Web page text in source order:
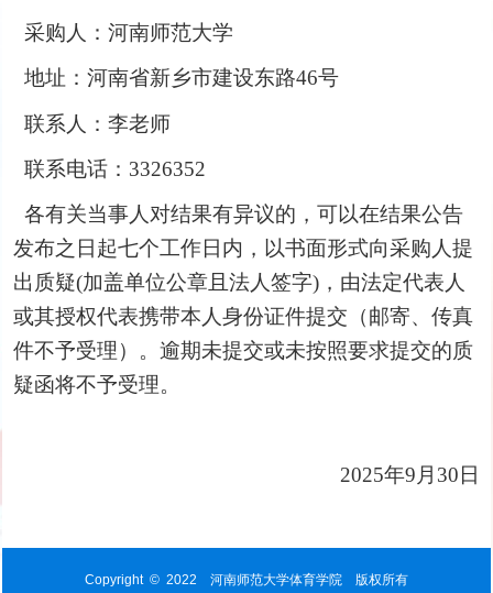
采购人：河南师范大学
地址：河南省新乡市建设东路46号
联系人：李老师
联系电话：3326352
各有关当事人对结果有异议的，可以在结果公告
发布之日起七个工作日内，以书面形式向采购人提
出质疑(加盖单位公章且法人签字) ，由法定代表人
或其授权代表携带本人身份证件提交（邮寄、传真
件不予受理）。逾期未提交或未按照要求提交的质
疑函将不予受理。
2025年9 月 30 日
Copyright © 2022 河南师范大学体育学院 版权所有